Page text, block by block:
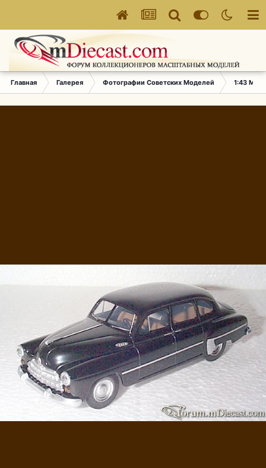
Главная Галерея Фотографии Советских Моделей 1:43